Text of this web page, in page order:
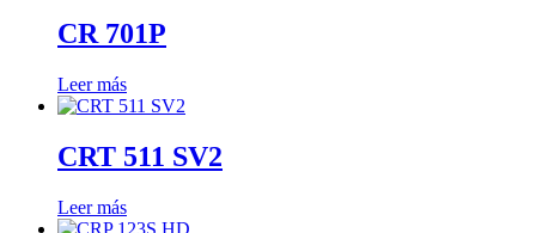
CR 701P
Leer más
CRT 511 SV2
Leer más